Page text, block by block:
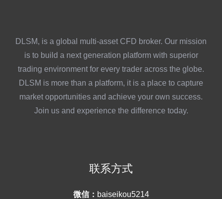
DLSM, is a global multi-asset CFD broker. Our mission
is to build a next generation platform with superior
trading environment for every trader across the globe.
DLSM is more than a platform, it is a place to capture
market opportunities and achieve your own success.
Join us and experience the difference today.
联系方式
微信： baiseikou5214